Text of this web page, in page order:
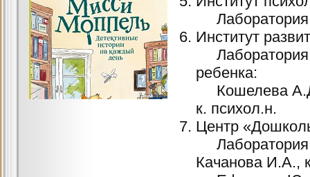
Лаборатория
Институт
Лаборатория
ребенка:
Кошелева
к. психол.н.
Центр
Лаборатория
Качанова И.А.,